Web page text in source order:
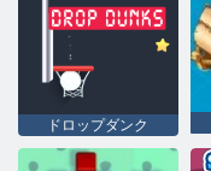
ドロップダンク